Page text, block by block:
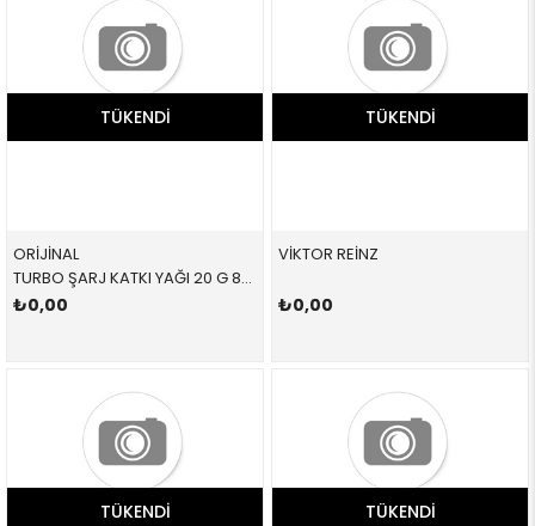
TÜKENDI
ORİJİNAL
TURBO ŞARJ KATKI YAĞI 20 G 83192362168 83192362168 83192362168 MİNİ,R52,R53
₺0,00
TÜKENDI
VİKTOR REİNZ
₺0,00
TÜKENDI TÜKENDI